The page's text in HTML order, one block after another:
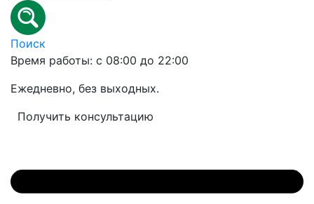
Поиск
Время работы: с 08:00 до 22:00
Ежедневно, без выходных.
Получить консультацию